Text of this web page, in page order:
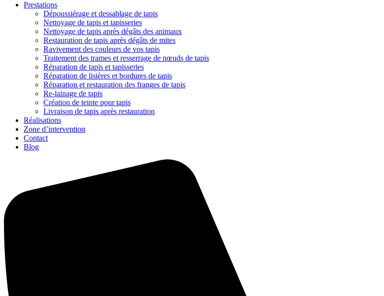
Prestations
Dépoussiérage et dessablage de tapis
Nettoyage de tapis et tapisseries
Nettoyage de tapis après dégâts des animaux
Restauration de tapis après dégâts de mites
Ravivement des couleurs de vos tapis
Traitement des trames et resserrage de nœuds de tapis
Réparation de tapis et tapisseries
Réparation de lisières et bordures de tapis
Réparation et restauration des franges de tapis
Re-lainage de tapis
Création de teinte pour tapis
Livraison de tapis après restauration
Réalisations
Zone d’intervention
Contact
Blog